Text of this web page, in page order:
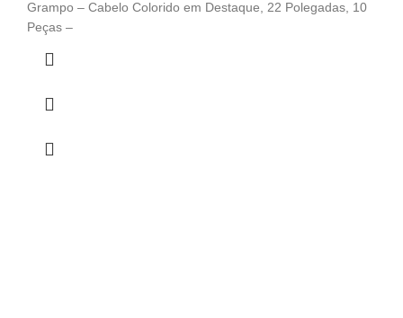
Grampo – Cabelo Colorido em Destaque, 22 Polegadas, 10
Peças –